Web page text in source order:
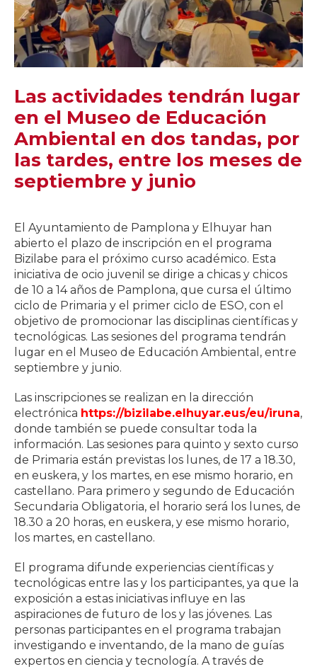
Las actividades tendrán lugar
en el Museo de Educación
Ambiental en dos tandas, por
las tardes, entre los meses de
septiembre y junio
El Ayuntamiento de Pamplona y Elhuyar han
abierto el plazo de inscripción en el programa
Bizilabe para el próximo curso académico. Esta
iniciativa de ocio juvenil se dirige a chicas y chicos
de 10 a 14 años de Pamplona, que cursa el último
ciclo de Primaria y el primer ciclo de ESO, con el
objetivo de promocionar las disciplinas científicas y
tecnológicas. Las sesiones del programa tendrán
lugar en el Museo de Educación Ambiental, entre
septiembre y junio.
Las inscripciones se realizan en la dirección
electrónica https://bizilabe.elhuyar.eus/eu/iruna,
donde también se puede consultar toda la
información. Las sesiones para quinto y sexto curso
de Primaria están previstas los lunes, de 17 a 18.30,
en euskera, y los martes, en ese mismo horario, en
castellano. Para primero y segundo de Educación
Secundaria Obligatoria, el horario será los lunes, de
18.30 a 20 horas, en euskera, y ese mismo horario,
los martes, en castellano.
El programa difunde experiencias científicas y
tecnológicas entre las y los participantes, ya que la
exposición a estas iniciativas influye en las
aspiraciones de futuro de los y las jóvenes. Las
personas participantes en el programa trabajan
investigando e inventando, de la mano de guías
expertos en ciencia y tecnología. A través de